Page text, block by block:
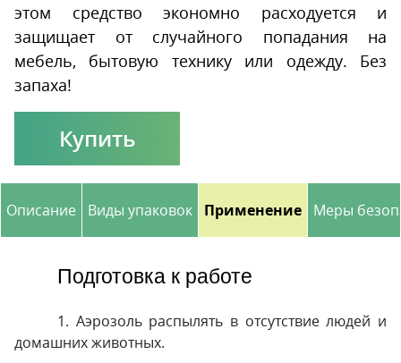
этом средство экономно расходуется и
защищает от случайного попадания на
мебель, бытовую технику или одежду. Без
запаха!
Купить
Описание Виды упаковок Применение Меры
Подготовка к работе
1. Аэрозоль распылять в отсутствие людей и
домашних животных.